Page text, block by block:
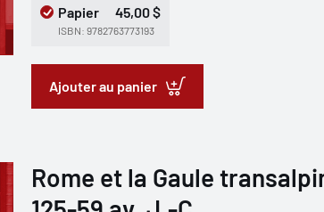
Papier 45,00 $
ISBN: 9782763773193
Ajouter au panier
Rome et la Gaule